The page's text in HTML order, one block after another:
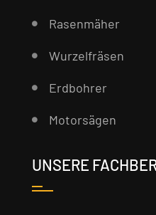
Rasenmäher
Wurzelfräsen
Erdbohrer
Motorsägen
UNSERE